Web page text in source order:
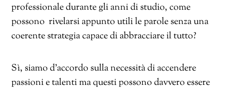
professionale durante gli anni di studio, come
possono rivelarsi appunto utili le parole senza una
coerente strategia capace di abbracciare il tutto?
Sì, siamo d’accordo sulla necessità di accendere
passioni e talenti ma questi possono davvero essere